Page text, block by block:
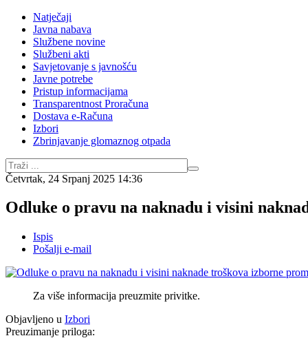
Natječaji
Javna nabava
Službene novine
Službeni akti
Savjetovanje s javnošću
Javne potrebe
Pristup informacijama
Transparentnost Proračuna
Dostava e-Računa
Izbori
Zbrinjavanje glomaznog otpada
Četvrtak, 24 Srpanj 2025 14:36
Odluke o pravu na naknadu i visini
Ispis
Pošalji e-mail
Za više informacija preuzmite privitke.
Objavljeno u Izbori
Preuzimanje priloga: